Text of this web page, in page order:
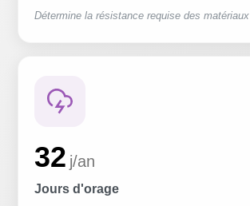
Détermine la résistance requise des matériaux
32 j/an
Jours d'orage